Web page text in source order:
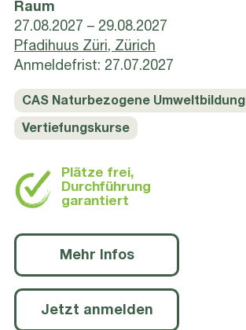
Raum
27.08.2027 – 29.08.2027
Pfadihuus Züri, Zürich
Anmeldefrist: 27.07.2027
CAS Naturbezogene Umweltbildung
Vertiefungskurse
Plätze frei,
Durchführung
garantiert
Mehr Infos
Jetzt anmelden